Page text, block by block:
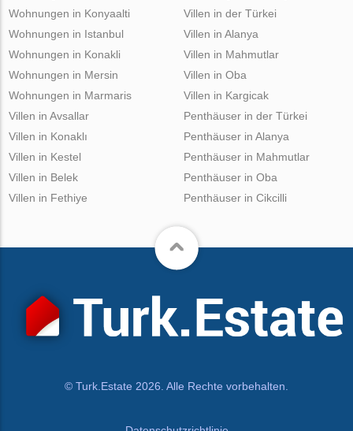
Wohnungen in Konyaalti
Wohnungen in Istanbul
Wohnungen in Konakli
Wohnungen in Mersin
Wohnungen in Marmaris
Villen in der Türkei
Villen in Alanya
Villen in Mahmutlar
Villen in Oba
Villen in Kargicak
Villen in Avsallar
Villen in Konaklı
Villen in Kestel
Villen in Belek
Villen in Fethiye
Penthäuser in der Türkei
Penthäuser in Alanya
Penthäuser in Mahmutlar
Penthäuser in Oba
Penthäuser in Cikcilli
© Turk.Estate 2026. Alle Rechte vorbehalten.